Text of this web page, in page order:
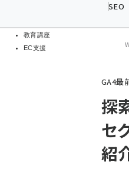
教育講座
EC支援
SEO
ン
く
ず
GA4最
探
セ
紹